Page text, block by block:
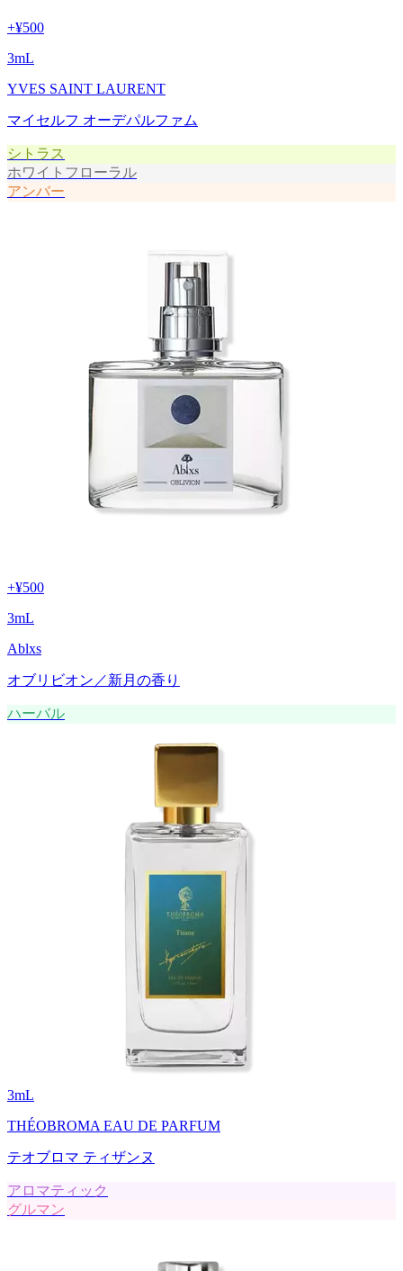
+¥500
3mL
YVES SAINT LAURENT
マイセルフ オーデパルファム
シトラス
ホワイトフローラル
アンバー
+¥500
3mL
Ablxs
オブリビオン／新月の香り
ハーバル
3mL
THÉOBROMA EAU DE PARFUM
テオブロマ ティザンヌ
アロマティック
グルマン